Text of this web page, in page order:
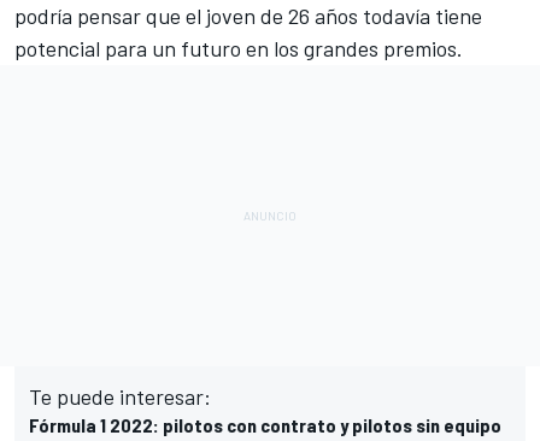
podría pensar que el joven de 26 años todavía tiene
potencial para un futuro en los grandes premios.
Te puede interesar:
Fórmula 1 2022: pilotos con contrato y pilotos sin equipo